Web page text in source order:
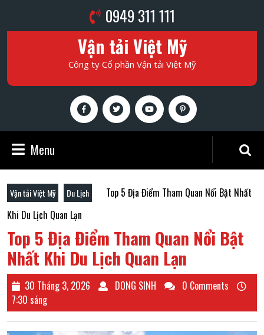
content
0949 311 111
Number
Vận tải Việt Mỹ
Công ty Cổ phần Vận tải Việt Mỹ
FacebookTwitter Youtube Pinterest
Menu
Search
Vận tải Việt Mỹ Du Lịch
Top 5 Địa Điểm Tham Quan Nổi Bật Nhất
Khi Du Lịch Quan Lạn
Top 5 Địa Điểm Tham Quan Nổi Bật
Nhất Khi Du Lịch Quan Lạn
30 Tháng 3, 2026
30
3,
2026
DONG SINH
DONG 0 Comments
7:30 sáng